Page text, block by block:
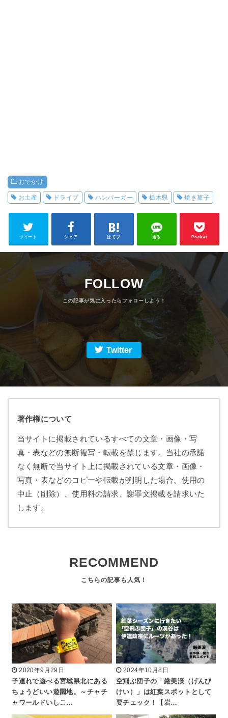
おでかけ
お土産 ドライブ ハンバーガー 栃木県 焼き菓子
ツイート シェア はてブ 送る Pocket
FOLLOW
Twitter
著作権について
当サイトに掲載されているすべての文章・画像・写
真・表などの無断複写・転載を禁じます。当社の承諾
なく無断で当サイト上に掲載されている文章・画像・
写真・表などのコピーや転載が判明した場合、使用の
中止（削除）、使用料の請求、謝罪文掲載を請求いた
します。
RECOMMEND
2020年9月29日
子連れで遊べる宮城県北にある
ちょうどいい遊園地。～チャチ
ャワールドいしこ…
2024年10月8日
空飛ぶ団子の「厳美渓（げんび
けい）」は紅葉スポットとして
要チェック！【岩…